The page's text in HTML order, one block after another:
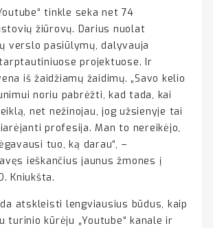
tinkle seka net 74
žiūrovų. Darius nuolat
verslo pasiūlymų, dalyvauja
projektuose. Ir
iš žaidžiamų žaidimų. „Savo kelio
noriu pabrėžti, kad tada, kai
net nežinojau, jog užsienyje tai
profesija. Man to nereikėjo,
tuo, ką darau“, –
ieškančius jaunus žmones į
Kniukšta.
atskleisti lengviausius būdus, kaip
turinio kūrėju „Youtube“ kanale ir